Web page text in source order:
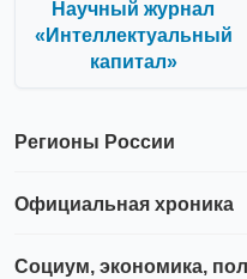
Научный журнал
«Интеллектуальный
капитал»
Регионы России
Официальная хроника
Социум, экономика,